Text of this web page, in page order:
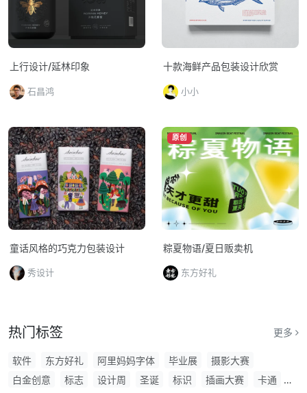
上行设计/延林印象
石昌鸿
十款海鲜产品包装设计欣赏
小小
童话风格的巧克力包装设计
秀设计
原创
粽夏物语/夏日贩卖机
东方好礼
热门标签 更多
软件 东方好礼 阿里妈妈字体 毕业展
摄影大赛
白金创意
标志 设计周 圣诞 标识 插画大赛
卡通